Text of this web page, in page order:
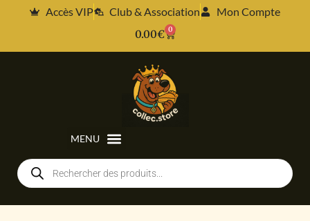
Accès VIP Club & Association
Mon Compte
0.00€ 0